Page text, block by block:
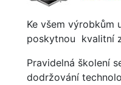
Ke všem výrobkům
poskytnou kvalitní
Pravidelná školení
dodržování